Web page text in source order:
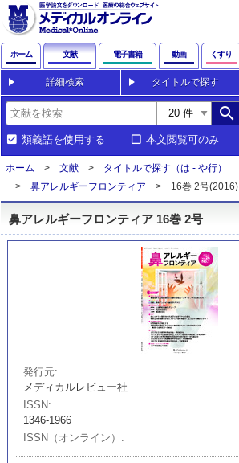
ホーム 文献 電子書籍 動画 くすり
詳細検索 タイトルで探す
search
類義語を使用する 本文閲覧可のみ
ホーム 文献
タイトルで探す（は - や行）
鼻アレルギーフロンティア
16巻 2号(2016)
鼻アレルギーフロンティア 16巻 2号
発行元
メディカルレビュー社
ISSN
1346-1966
ISSN（オンライン）